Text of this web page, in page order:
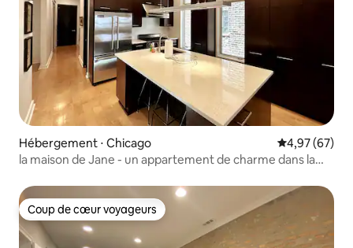
Hébergement ⋅ Chicago Évaluation
4,97 (67)
la maison de Jane - un appartement de charme dans la
Coup de cœur voyageurs
Coup de cœur voyageurs